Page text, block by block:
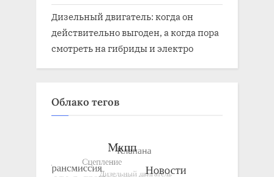
Дизельный двигатель: когда он
действительно выгоден, а когда пора
смотреть на гибриды и электро
Облако тегов